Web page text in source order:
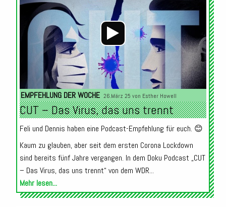
EMPFEHLUNG DER WOCHE 26.März 25 von Esther Howell
CUT – Das Virus, das uns trennt
Feli und Dennis haben eine Podcast-Empfehlung für euch. 😊
Kaum zu glauben, aber seit dem ersten Corona Lockdown
sind bereits fünf Jahre vergangen. In dem Doku Podcast „CUT
– Das Virus, das uns trennt“ von dem WDR...
Mehr lesen...